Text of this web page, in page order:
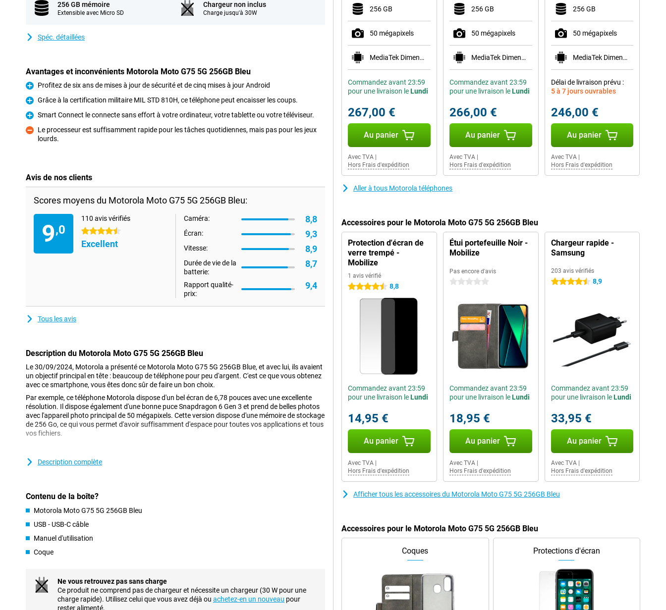
256 GB mémoire
Extensible avec Micro SD
Chargeur non inclus
Charge jusqu'à 30W
Spéc. détaillées
Avantages et inconvénients Motorola Moto G75 5G 256GB Bleu
Pour
Profitez de six ans de mises à jour de sécurité et de cinq mises à jour Android
Pour
Grâce à la certification militaire MIL STD 810H, ce téléphone peut encaisser les coups.
Pour
Smart Connect le connecte sans effort à votre ordinateur, votre tablette ou votre téléviseur.
Contre
Le processeur est suffisamment rapide pour les tâches quotidiennes, mais pas pour les jeux
lourds.
Avis de nos clients
Scores moyens du Motorola Moto G75 5G 256GB Bleu:
9,0
110 avis vérifiés
4.5 étoiles
Excellent
Caméra: 8,8
Écran: 9,3
Vitesse: 8,9
Durée de vie de la
batterie:
8,7
Rapport qualité-
prix:
9,4
Tous les avis
Description du Motorola Moto G75 5G 256GB Bleu
Le 30/09/2024, Motorola a présenté ce Motorola Moto G75 5G 256GB Blue, et avec lui, ils avaient
un objectif principal en tête : beaucoup de téléphone pour peu d'argent. C'est ce que vous obtenez
avec ce smartphone, vous êtes donc sûr de faire un bon choix.
Par exemple, ce téléphone Motorola dispose d'un bel écran de 6,78 pouces avec une excellente
résolution. Il dispose également d'une bonne puce Snapdragon 6 Gen 3 et prend de belles photos
avec l'appareil photo principal de 50 mégapixels. Cette version dispose d'une mémoire de stockage
de 256 Go, ce qui vous permet d'avoir suffisamment d'espace pour toutes vos applications et tous
vos fichiers.
Sur la face avant de cet appareil, nous trouvons la caméra selfie, avec une résolution de 16
utilisez cet appareil photo pour toutes les photos normales et c'est pourquoi vous l'utilisez le plus
souvent ! À côté de cet objectif, il y a un autre capteur ultra grand angle qui a une résolution de 8
mégapixels.
Ce téléphone Motorola est équipé d'un écran LCD, ce qui signifie que vous verrez votre contenu sur
un écran fin. Un écran 120 Hz permet de rafraîchir l'image 120 fois par seconde, au lieu des 60 fois
Matériel et connectivité rapides
Ce téléphone Motorola est équipé d'un processeur de milieu de gamme. Il est suffisamment
Description complète
Contenu de la boîte?
Motorola Moto G75 5G 256GB Bleu
USB - USB-C câble
Manuel d'utilisation
Coque
Ne vous retrouvez pas sans charge
Ce produit ne comprend pas de chargeur et nécessite un chargeur (30 W pour une
charge rapide). Utilisez celui que vous avez déjà ou achetez-en un nouveau pour
rester alimenté.
256 GB
50 mégapixels
MediaTek Dimensity 7300
Commandez avant 23:59
pour une livraison leLundi
267,00 €
Au panier
Avec TVA
Hors Frais d'expédition
256 GB
50 mégapixels
MediaTek Dimensity 7300
Commandez avant 23:59
pour une livraison leLundi
266,00 €
Au panier
Avec TVA|
Hors Frais d'expédition
256 GB
50 mégapixels
MediaTek Dimensity 7300
Délai de livraison prévu :
5 à 7 jours ouvrables
246,00 €
Au panier
Avec TVA|
Hors Frais d'expédition
Aller à tous Motorola téléphones
Accessoires pour le Motorola Moto G75 5G 256GB Bleu
Protection d'écran de
verre trempé -
Mobilize
1 avis vérifié
4.5 étoiles 8,8
Commandez avant 23:59
pour une livraison leLundi
14,95 €
Au panier
Avec TVA
Hors Frais d'expédition
Étui portefeuille Noir -
Mobilize
Pas encore d'avis
0 étoiles
Commandez avant 23:59
pour une livraison leLundi
18,95 €
Au panier
Avec TVA|
Hors Frais d'expédition
Chargeur rapide -
Samsung
203 avis vérifiés
4.5 étoiles 8,9
Commandez avant 23:59
pour une livraison leLundi
33,95 €
Au panier
Avec TVA|
Hors Frais d'expédition
Afficher tous les accessoires du Motorola Moto G75 5G 256GB Bleu
Accessoires pour le Motorola Moto G75 5G 256GB Bleu
Coques Protections d'écran